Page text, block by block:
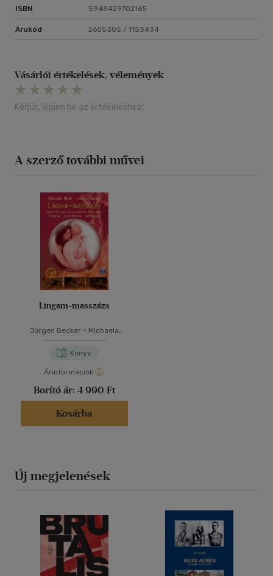
ISBN 5948429702165
Árukód 2655305 / 1153434
Vásárlói értékelések, vélemények
Kérjük, lépjen be az értékeléshez!
A szerző további művei
Lingam-masszázs
Jürgen Becker - Michaela
Könyv
Árinformációk
Borító ár: 4 990 Ft
Kosárba
Új megjelenések